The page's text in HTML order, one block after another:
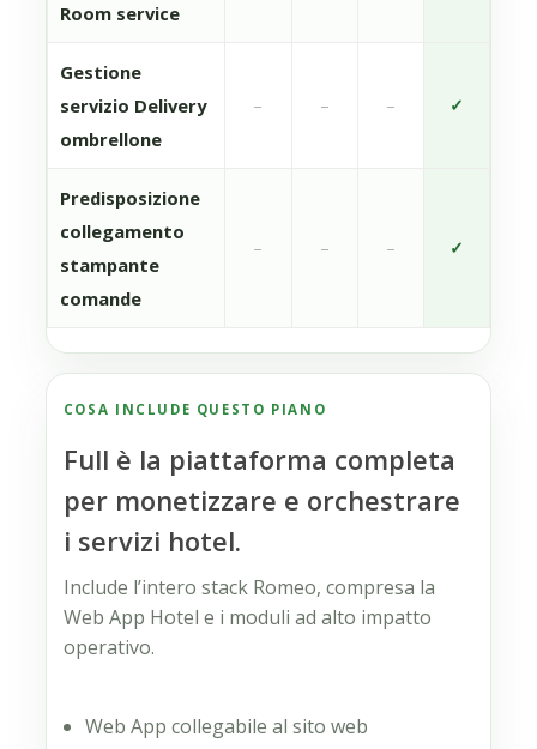
Room service
Gestione
servizio Delivery
ombrellone
– – – ✓
Predisposizione
collegamento
stampante
comande
– – – ✓
COSA INCLUDE QUESTO PIANO
Full è la piattaforma completa
per monetizzare e orchestrare
i servizi hotel.
Include l’intero stack Romeo, compresa la
Web App Hotel e i moduli ad alto impatto
operativo.
Web App collegabile al sito web